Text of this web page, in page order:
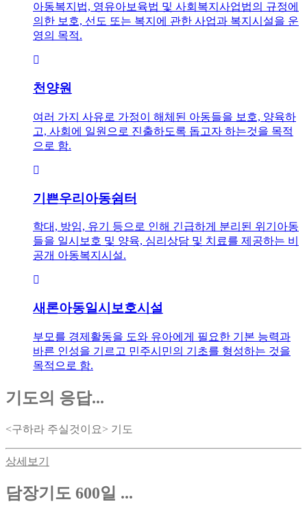
아동복지법, 영유아보육법 및 사회복지사업법의 규정에
의한 보호, 선도 또는 복지에 관한 사업과 복지시설을 운
영의 목적.
천양원
여러 가지 사유로 가정이 해체된 아동들을 보호, 양육하
고, 사회에 일원으로 진출하도록 돕고자 하는것을 목적
으로 함.
기쁜우리아동쉼터
학대, 방임, 유기 등으로 인해 긴급하게 분리된 위기아동
들을 일시보호 및 양육, 심리상담 및 치료를 제공하는 비
공개 아동복지시설.
새론아동일시보호시설
부모를 경제활동을 도와 유아에게 필요한 기본 능력과
바른 인성을 기르고 민주시민의 기초를 형성하는 것을
목적으로 함.
기도의 응답...
<구하라 주실것이요> 기도
상세보기
담장기도 600일 ...